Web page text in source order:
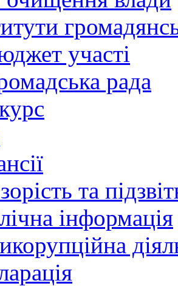
участі
рада
та
інформація